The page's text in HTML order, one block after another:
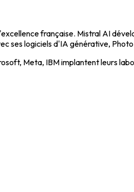
française. Mistral AI
ses logiciels d'IA générative,
Meta, IBM implantent leurs